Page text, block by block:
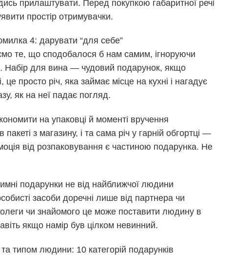
прилаштувати. Перед покупкою габаритної речі
простір отримувачки.
4: дарувати “для себе”
те, що сподобалося б нам самим, ігноруючи
Набір для вина — чудовий подарунок, якщо
просто річ, яка займає місце на кухні і нагадує
як на неї падає погляд.
на упаковці й моменті вручення
з магазину, і та сама річ у гарній обгортці —
від розпаковування є частиною подарунка. Не
подарунки не від найближчої людини
засоби доречні лише від партнера чи
чи знайомого це може поставити людину в
якщо намір був цілком невинний.
типом людини: 10 категорій подарунків